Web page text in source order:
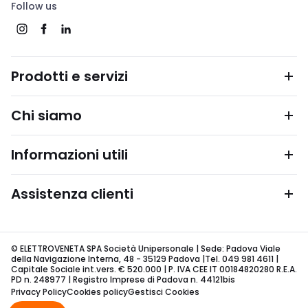
Follow us
Prodotti e servizi
Chi siamo
Informazioni utili
Assistenza clienti
© ELETTROVENETA SPA Società Unipersonale | Sede: Padova Viale
della Navigazione Interna, 48 - 35129 Padova |Tel. 049 981 4611 |
Capitale Sociale int.vers. € 520.000 | P. IVA CEE IT 00184820280 R.E.A.
PD n. 248977 | Registro Imprese di Padova n. 44121bis
Privacy PolicyCookies policyGestisci Cookies